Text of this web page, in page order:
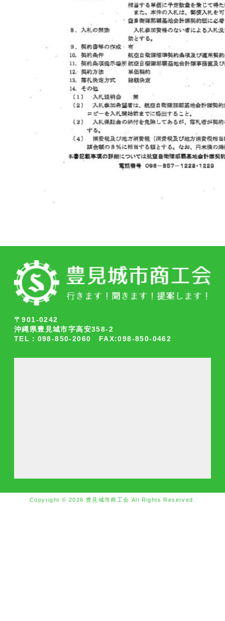
〒901-0242
沖縄県豊見城市字高安358-2
TEL：098-850-2060 FAX:098-850-0462
Copyright © 2026 豊見城市商工会 All Rights Reserved.